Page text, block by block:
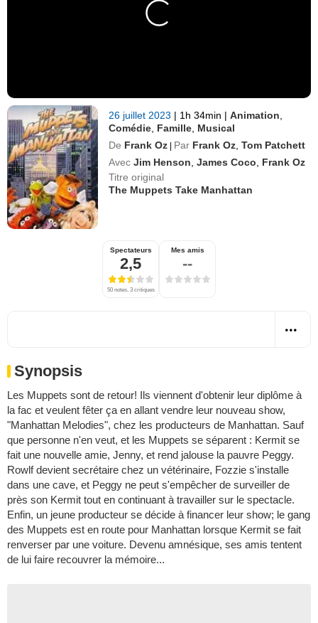
26 juillet 2023 | 1h 34min | Animation
Comédie Famille Musical
De Frank Oz | Par Frank Oz ,Tom Patchett
Avec Jim Henson ,James Coco
Frank Oz
Titre original
The Muppets Take Manhattan
Spectateurs
2,5
50 notes, 3 critiques
Mes amis
--
Synopsis
Les Muppets sont de retour! Ils viennent d'obtenir leur diplôme à
la fac et veulent fêter ça en allant vendre leur nouveau show,
"Manhattan Melodies", chez les producteurs de Manhattan. Sauf
que personne n'en veut, et les Muppets se séparent : Kermit se
fait une nouvelle amie, Jenny, et rend jalouse la pauvre Peggy.
Rowlf devient secrétaire chez un vétérinaire, Fozzie s'installe
dans une cave, et Peggy ne peut s'empêcher de surveiller de
près son Kermit tout en continuant à travailler sur le spectacle.
Enfin, un jeune producteur se décide à financer leur show; le gang
des Muppets est en route pour Manhattan lorsque Kermit se fait
renverser par une voiture. Devenu amnésique, ses amis tentent
de lui faire recouvrer la mémoire...